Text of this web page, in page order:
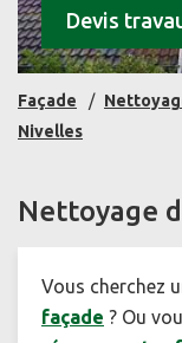
Devis
Façade
Nivelles
Nettoyage
Vous cherchez
façade ? Ou